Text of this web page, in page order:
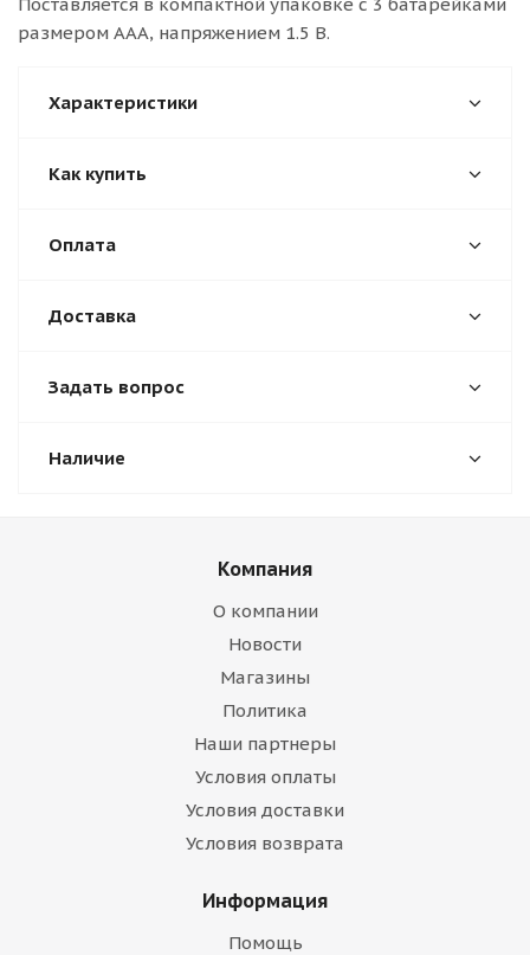
размером ААА, напряжением 1.5 В.
Характеристики
Как купить
Оплата
Доставка
Задать вопрос
Наличие
Компания
О компании
Новости
Магазины
Политика
Наши партнеры
Условия оплаты
Условия доставки
Условия возврата
Информация
Помощь